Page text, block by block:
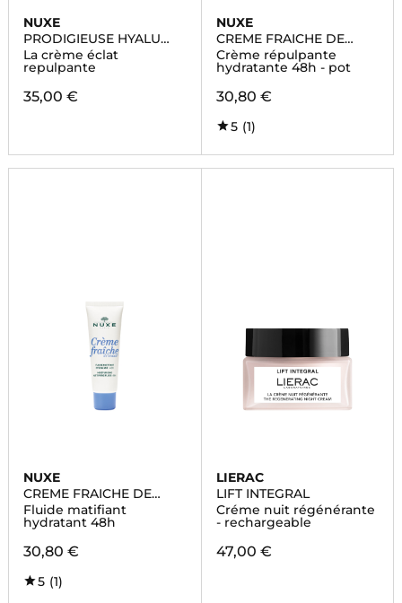
NUXE
PRODIGIEUSE HYALU
BOOST
La crème éclat
repulpante
35,00 €
NUXE
CREME FRAICHE DE
BEAUTE
Crème répulpante
hydratante 48h - pot
30,80 €
5 (1)
NUXE
CREME FRAICHE DE
BEAUTE
Fluide matifiant
hydratant 48h
30,80 €
5 (1)
LIERAC
LIFT INTEGRAL
Créme nuit régénérante
- rechargeable
47,00 €